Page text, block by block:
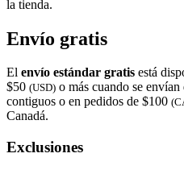
la tienda.
Envío gratis
El envío estándar gratis está
$50 (USD) o más cuando se
contiguos o en pedidos de $100
Canadá.
Exclusiones